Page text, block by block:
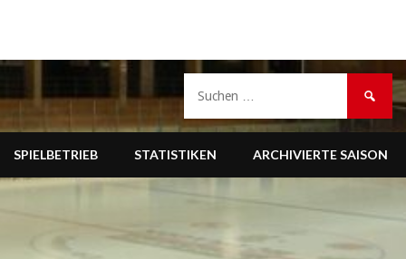
SPIELBETRIEB STATISTIKEN ARCHIVIERTE SAISON
nach: